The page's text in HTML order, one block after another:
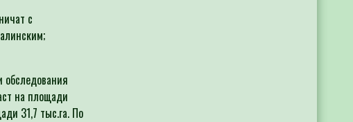
с
обследования
на площади
31,7 тыс.га. По